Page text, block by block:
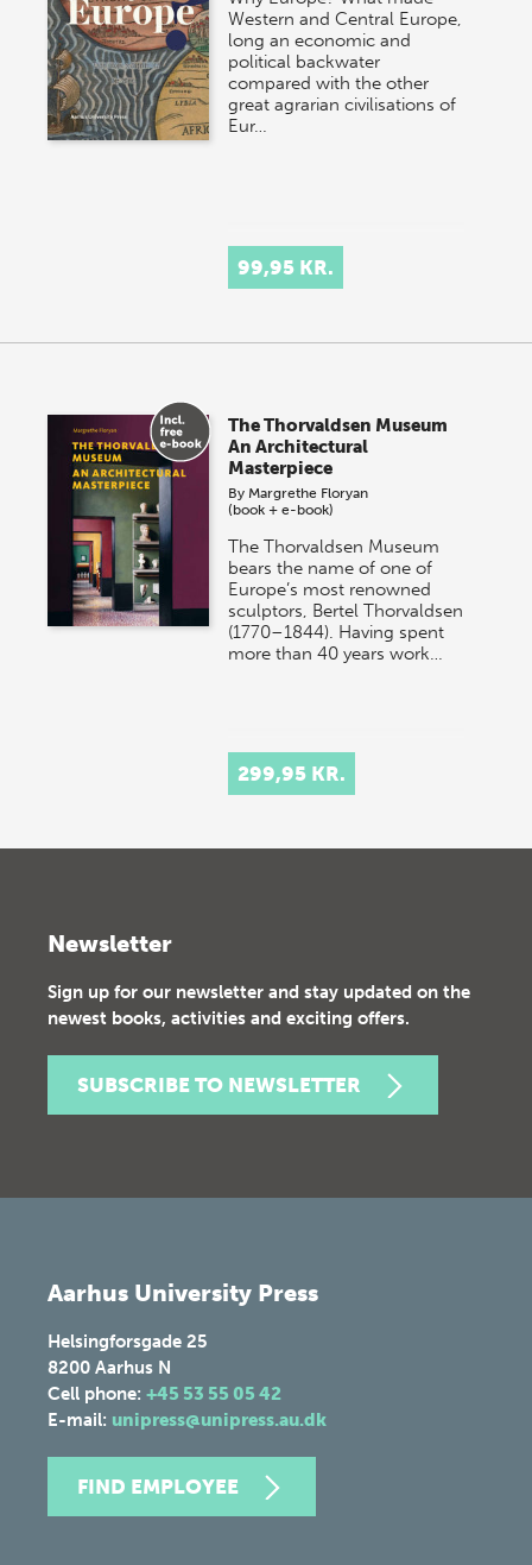
Western and Central Europe,
long an economic and
political backwater
compared with the other
great agrarian civilisations of
Eur…
99,95 KR.
The Thorvaldsen Museum
An Architectural
Masterpiece
By Margrethe Floryan
(book + e-book)
The Thorvaldsen Museum
bears the name of one of
Europe’s most renowned
sculptors, Bertel Thorvaldsen
(1770–1844). Having spent
more than 40 years work…
299,95 KR.
Newsletter
Sign up for our newsletter and stay updated on the
newest books, activities and exciting offers.
SUBSCRIBE TO NEWSLETTER
Aarhus University Press
Helsingforsgade 25
8200 Aarhus N
Cell phone: +45 53 55 05 42
E-mail: unipress@unipress.au.dk
FIND EMPLOYEE